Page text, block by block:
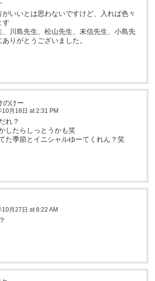
がいいとは思わないですけど、入れば色々
す
、川島先生、松山先生、末信先生、小島先
りがとうございました。
のけー
10月18日 at 2:31 PM
れ？
したらしっとうかも笑
た季節とイニシャルゆーてくれん？笑
10月27日 at 8:22 AM